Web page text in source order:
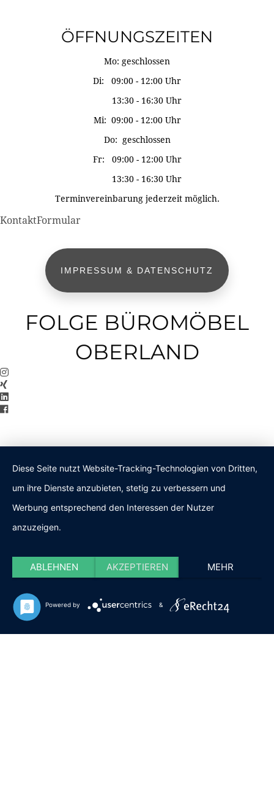
ÖFFNUNGSZEITEN
Mo: geschlossen
Di: 09:00 - 12:00 Uhr
13:30 - 16:30 Uhr
Mi: 09:00 - 12:00 Uhr
Do: geschlossen
Fr: 09:00 - 12:00 Uhr
13:30 - 16:30 Uhr
Terminvereinbarung jederzeit möglich.
KontaktFormular
IMPRESSUM & DATENSCHUTZ
FOLGE BÜROMÖBEL
OBERLAND
Diese Seite nutzt Website-Tracking-Technologien von Dritten,
um ihre Dienste anzubieten, stetig zu verbessern und
Werbung entsprechend den Interessen der Nutzer
anzuzeigen.
ABLEHNEN AKZEPTIEREN MEHR
Powered by &